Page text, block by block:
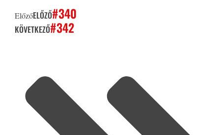
ElőzőELŐZŐ#340
KÖVETKEZŐ#342